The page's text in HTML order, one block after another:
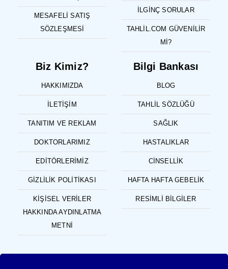
MESAFELI SATIŞ
SÖZLEŞMESI
İLGINÇ SORULAR
TAHLIL.COM GÜVENILIR
MI?
Biz Kimiz?
HAKKIMIZDA
İLETIŞIM
TANITIM VE REKLAM
DOKTORLARIMIZ
EDITÖRLERIMIZ
GIZLILIK POLITIKASI
KIŞISEL VERILER
HAKKINDA AYDINLATMA
METNI
Bilgi Bankası
BLOG
TAHLIL SÖZLÜĞÜ
SAĞLIK
HASTALIKLAR
CINSELLIK
HAFTA HAFTA GEBELIK
RESIMLI BILGILER